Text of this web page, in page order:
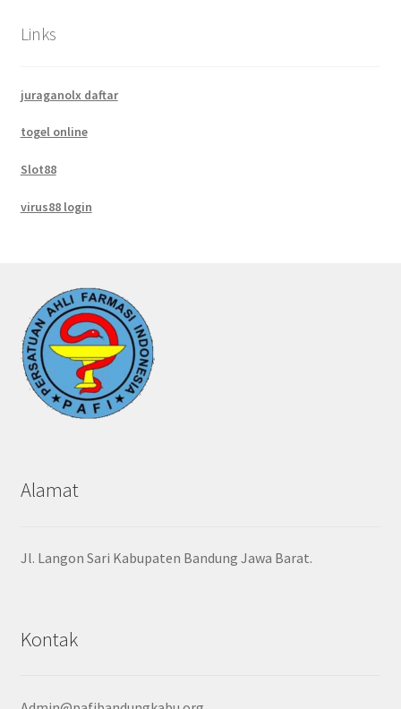
Links
juraganolx daftar
togel online
Slot88
virus88 login
Alamat
Jl. Langon Sari Kabupaten Bandung Jawa Barat.
Kontak